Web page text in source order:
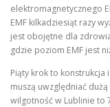
elektromagnetycznego
EMF kilkadziesiąt razy
jest obojętne dla
gdzie poziom EMF jest
Piąty krok to konstrukcja
muszą uwzględniać
wilgotność w Lublinie to